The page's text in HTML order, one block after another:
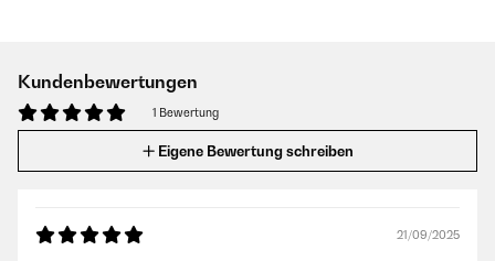
Kundenbewertungen
1 Bewertung
Eigene Bewertung schreiben
21/09/2025